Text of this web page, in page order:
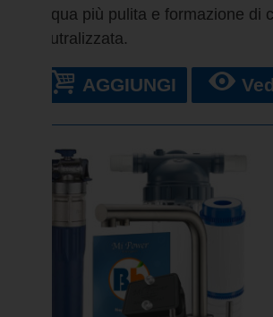
Acqua più pulita e formazione di
neutralizzata.
AGGIUNGI